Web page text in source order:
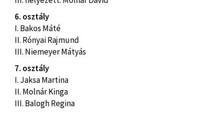
6. osztály
I. Bakos Máté
II. Rónyai Rajmund
III. Niemeyer Mátyás
7. osztály
I. Jaksa Martina
II. Molnár Kinga
III. Balogh Regina